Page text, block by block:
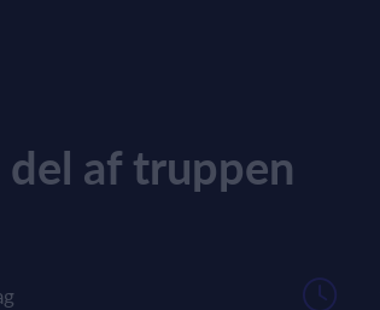
del af truppen